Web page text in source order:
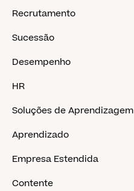
Recrutamento
Sucessão
Desempenho
HR
Soluções de Aprendizagem
Aprendizado
Empresa Estendida
Contente